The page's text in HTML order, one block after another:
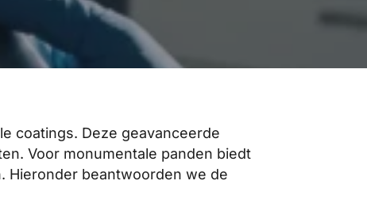
coatings. Deze geavanceerde
Voor monumentale panden biedt
Hieronder beantwoorden we de